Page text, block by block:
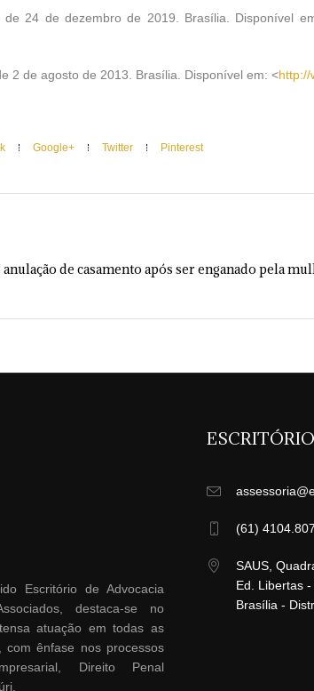
de 24 de dezembro de 2019. Brasília. Disponível
2 de agosto de 2013. Brasília. Disponível em: <http://
Google+ Twitter Pinterest
de casamento após ser enganado pela
Escritório de Advocacia
destaca-se no
atuação em todas as
com ênfase nos processos
Direito Penal
(61)
SAUS,
Ed. Libertas
Brasília -